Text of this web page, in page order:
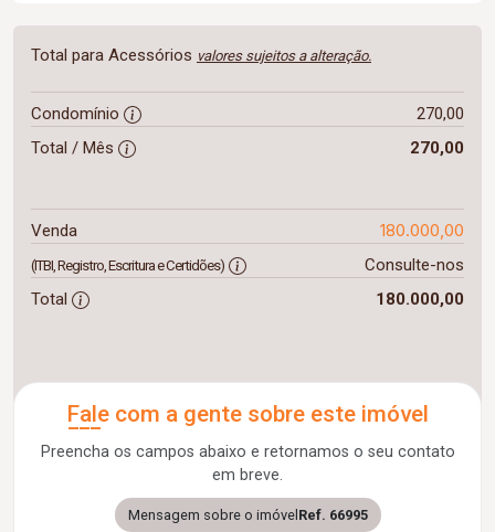
Total para Acessórios valores sujeitos a alteração.
Condomínio
270,00
Total / Mês
270,00
Venda 180.000,00
(ITBI, Registro, Escritura e Certidões)
Consulte-nos
Total
180.000,00
Fale com a gente sobre este imóvel
Preencha os campos abaixo e retornamos o seu contato
em breve.
Mensagem sobre o imóvel Ref. 66995